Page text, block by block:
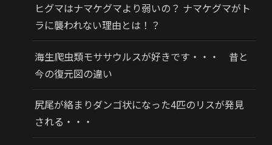
ヒグマはナマケグマより弱いの？ ナマケグマがト
ラに襲われない理由とは！？
海生爬虫類モササウルスが好きです・・・ 昔と
今の復元図の違い
尻尾が絡まりダンゴ状になった4匹のリスが発見
される・・・